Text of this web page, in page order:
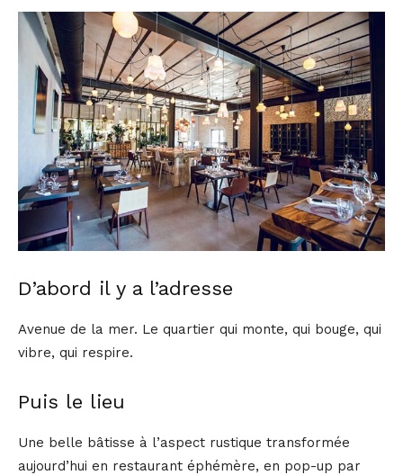
D’abord il y a l’adresse
Avenue de la mer. Le quartier qui monte, qui bouge, qui
vibre, qui respire.
Puis le lieu
Une belle bâtisse à l’aspect rustique transformée
aujourd’hui en restaurant éphémère, en pop-up par